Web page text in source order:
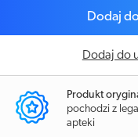
Dodaj
Dodaj do
Produkt
pochodzi z
apteki